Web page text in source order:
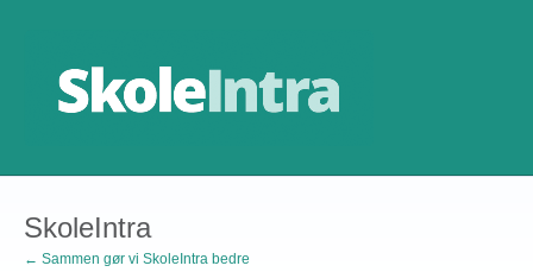
SkoleIntra
← Sammen gør vi SkoleIntra bedre